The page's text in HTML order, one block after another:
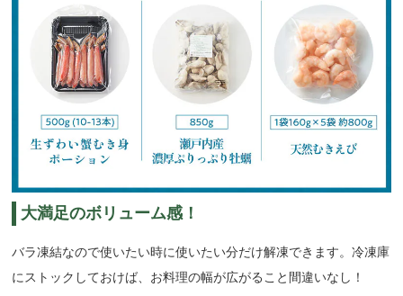
大満足のボリューム感！
バラ凍結なので使いたい時に使いたい分だけ解凍できます。冷凍庫
にストックしておけば、お料理の幅が広がること間違いなし！